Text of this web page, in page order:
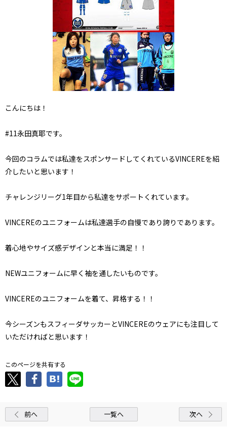
こんにちは！
#11永田真耶です。
今回のコラムでは私達をスポンサードしてくれているVINCEREを紹
介したいと思います！
チャレンジリーグ1年目から私達をサポートくれています。
VINCEREのユニフォームは私達選手の自慢であり誇りであります。
着心地やサイズ感デザインと本当に満足！！
NEWユニフォームに早く袖を通したいものです。
VINCEREのユニフォームを着て、昇格する！！
今シーズンもスフィーダサッカーとVINCEREのウェアにも注目して
いただければと思います！
このページを共有する
前へ 一覧へ 次へ